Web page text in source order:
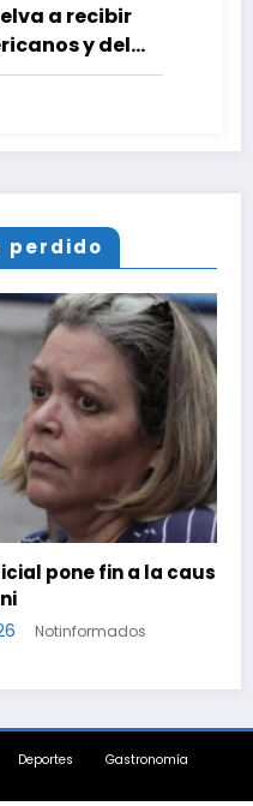
a recibir
y del
perdido
la causa contra la
Deportes Gastronomía